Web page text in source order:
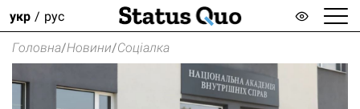
укр рус
Головна/Новини/Соціалка